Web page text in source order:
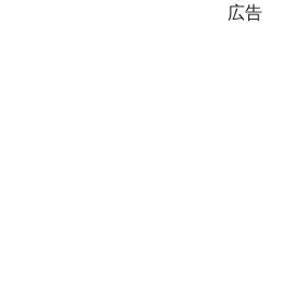
広告